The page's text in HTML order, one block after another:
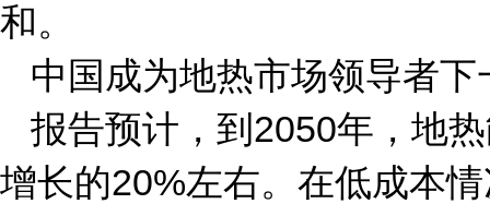
和。
中国成为地热市场领导者
报告预计，到2050年，地
增长的20%左右。在低成本